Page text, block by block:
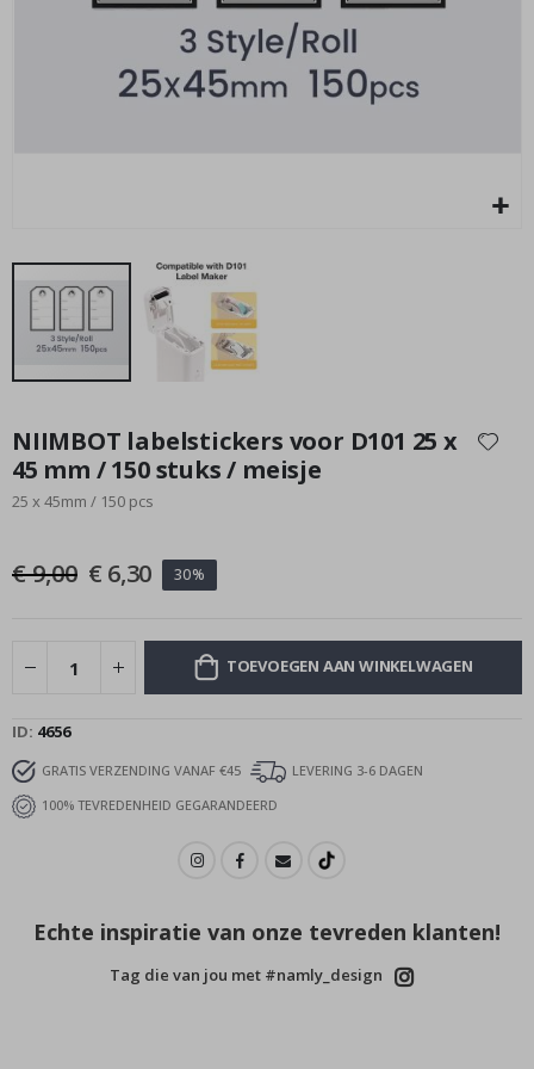
Special
Price
17,00 €
het
begin
van
gallerij
NIIMBOT labelstickers voor D101 25 x
45 mm / 150 stuks / meisje
25 x 45mm / 150 pcs
€ 9,00 € 6,30 30%
TOEVOEGEN AAN WINKELWAGEN
ID 4656
GRATIS VERZENDING VANAF €45
LEVERING 3-6 DAGEN
100% TEVREDENHEID GEGARANDEERD
Echte inspiratie van onze tevreden klanten!
Tag die van jou met #namly_design